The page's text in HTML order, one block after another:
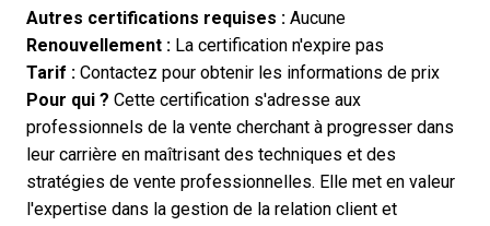
Autres certifications requises : Aucune
Renouvellement : La certification n'expire pas
Tarif : Contactez pour obtenir les informations de prix
Pour qui ? Cette certification s'adresse aux
professionnels de la vente cherchant à progresser dans
leur carrière en maîtrisant des techniques et des
stratégies de vente professionnelles. Elle met en valeur
l'expertise dans la gestion de la relation client et